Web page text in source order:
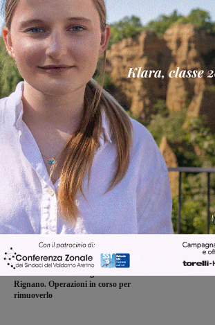
ringraziamento al Governo”
Cronaca 4 Agosto 2026
Un anno fa la strage in A1 in cui
Gianni, Giulia e Franco. Lo
processo, lo stop ai sorpassi fra
Cronaca 3 Agosto 2026
Scomparso da una struttura di
Fiorentino l’uomo che aveva
Levane nel 2020
Articolo precedente
Tir prova ad entrare in centro, ma
Rignano. Operazioni in corso per
rimuoverlo
Ancora
rubati